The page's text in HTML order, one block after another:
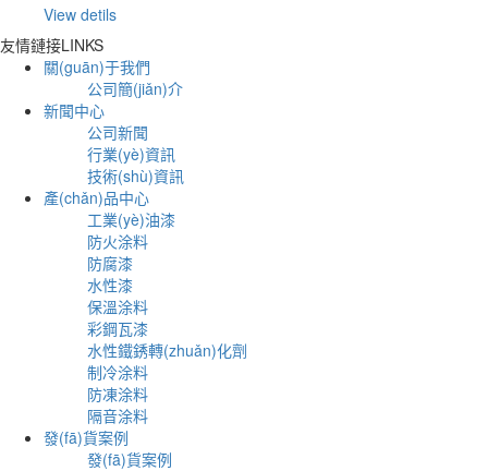
View detils
友情鏈接LINKS
關(guān)于我們
公司簡(jiǎn)介
新聞中心
公司新聞
行業(yè)資訊
技術(shù)資訊
產(chǎn)品中心
工業(yè)油漆
防火涂料
防腐漆
水性漆
保溫涂料
彩鋼瓦漆
水性鐵銹轉(zhuǎn)化劑
制冷涂料
防凍涂料
隔音涂料
發(fā)貨案例
發(fā)貨案例